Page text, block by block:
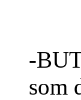
-
som